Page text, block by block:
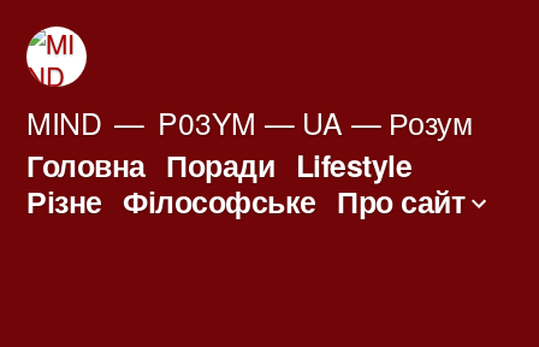
Перейти
до
вмісту
MIND P03YM — UA — Розум
Головна Поради Lifestyle
Різне Філософське Про сайт